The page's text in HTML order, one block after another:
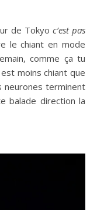
de Tokyoc’est pas
le chiant en mode
comme ça tu
moins chiant que
neurones terminent
balade direction la